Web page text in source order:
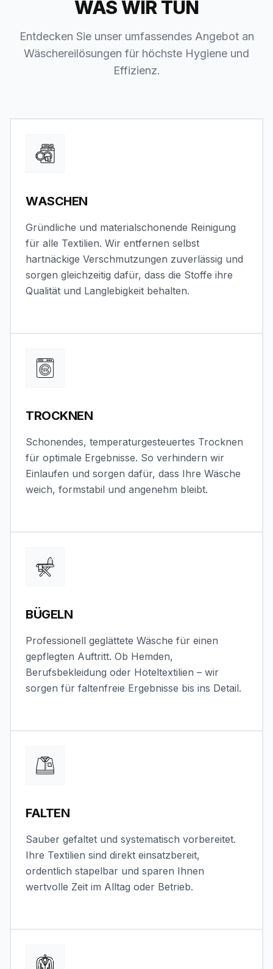
WAS WIR TUN
Entdecken Sie unser umfassendes Angebot an
Wäschereilösungen für höchste Hygiene und
Effizienz.
WASCHEN
Gründliche und materialschonende Reinigung
für alle Textilien. Wir entfernen selbst
hartnäckige Verschmutzungen zuverlässig und
sorgen gleichzeitig dafür, dass die Stoffe ihre
Qualität und Langlebigkeit behalten.
TROCKNEN
Schonendes, temperaturgesteuertes Trocknen
für optimale Ergebnisse. So verhindern wir
Einlaufen und sorgen dafür, dass Ihre Wäsche
weich, formstabil und angenehm bleibt.
BÜGELN
Professionell geglättete Wäsche für einen
gepflegten Auftritt. Ob Hemden,
Berufsbekleidung oder Hoteltextilien – wir
sorgen für faltenfreie Ergebnisse bis ins Detail.
FALTEN
Sauber gefaltet und systematisch vorbereitet.
Ihre Textilien sind direkt einsatzbereit,
ordentlich stapelbar und sparen Ihnen
wertvolle Zeit im Alltag oder Betrieb.